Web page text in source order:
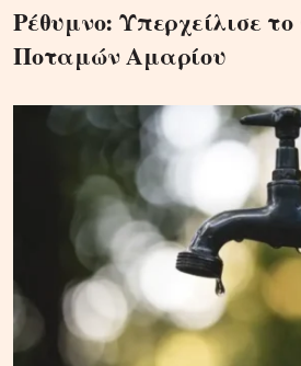
Ρέθυμνο: Υπερχείλισε
Ποταμών Αμαρίου